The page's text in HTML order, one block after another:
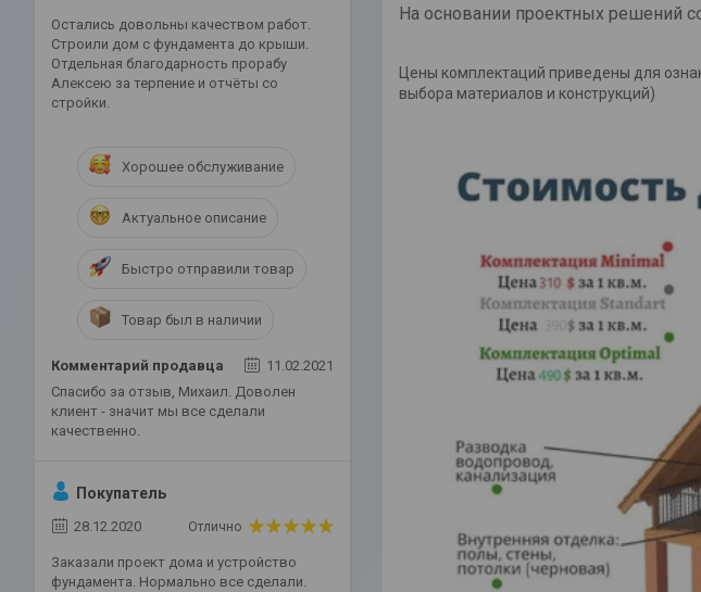
На основании проектных решений
Цены комплектаций приведены для
выбора материалов и конструкций)
Остались довольны качеством работ.
Строили дом с фундамента до крыши.
Отдельная благодарность прорабу
Алексею за терпение и отчёты со
стройки.
Хорошее обслуживание
Актуальное описание
Быстро отправили товар
Товар был в наличии
Комментарий продавца
11.02.2021
Спасибо за отзыв, Михаил. Доволен
клиент - значит мы все сделали
качественно.
Покупатель
28.12.2020 Отлично
Заказали проект дома и устройство
фундамента. Нормально все сделали.